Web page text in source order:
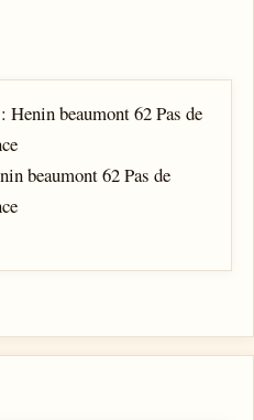
Henin beaumont 62 Pas de
beaumont 62 Pas de